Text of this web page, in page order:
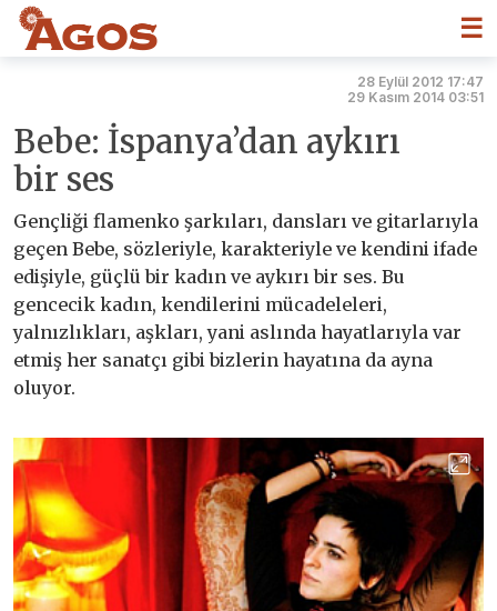
☰
28 Eylül 2012 17:47
29 Kasım 2014 03:51
Bebe: İspanya’dan aykırı
bir ses
Gençliği flamenko şarkıları, dansları ve gitarlarıyla
geçen Bebe, sözleriyle, karakteriyle ve kendini ifade
edişiyle, güçlü bir kadın ve aykırı bir ses. Bu
gencecik kadın, kendilerini mücadeleleri,
yalnızlıkları, aşkları, yani aslında hayatlarıyla var
etmiş her sanatçı gibi bizlerin hayatına da ayna
oluyor.